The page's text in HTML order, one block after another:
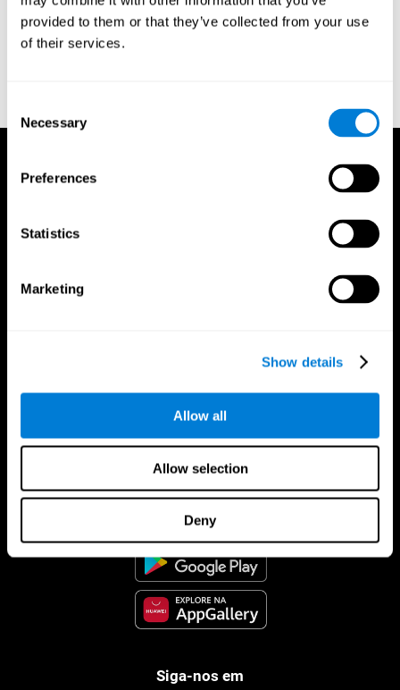
provided to them or that they’ve collected from your use
of their services.
Selection
Necessary
Preferences
Statistics
Marketing
Show details
Allow all
Allow selection
Deny
Referências
Eriksen, B. A.; Eriksen, C. W. (1974). "Effects of noise letters upon
identification of a target letter in a non- search task". Perception
CogniFit Aplicação
Siga-nos em